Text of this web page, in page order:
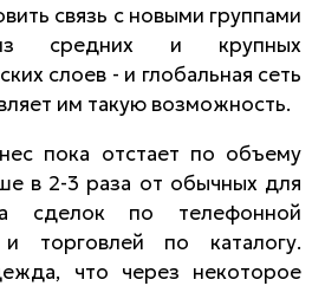
связь с новыми группами
средних и крупных
слоев - и глобальная сеть
им такую возможность.
пока отстает по объему
в 2-3 раза от обычных для
сделок по телефонной
и торговлей по каталогу.
что через некоторое